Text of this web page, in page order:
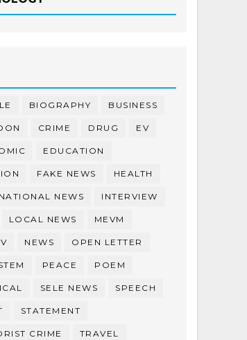
BIOGRAPHY BUSINESS
CRIME DRUG EV
EDUCATION
FAKE NEWS HEALTH
NEWS INTERVIEW
LOCAL NEWS MEVM
NEWS OPEN LETTER
PEACE POEM
SELE NEWS SPEECH
STATEMENT
CRIME TRAVEL